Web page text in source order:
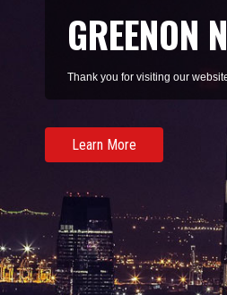
GREENON
Thank you for visiting our
Learn More